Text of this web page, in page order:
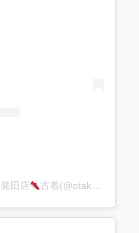
田店 古着(@otakarashibata1113)がシェアした投稿